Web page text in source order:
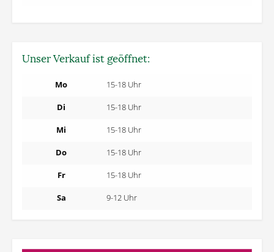
Unser Verkauf ist geöffnet:
Mo 15-18 Uhr
Di 15-18 Uhr
Mi 15-18 Uhr
Do 15-18 Uhr
Fr 15-18 Uhr
Sa 9-12 Uhr